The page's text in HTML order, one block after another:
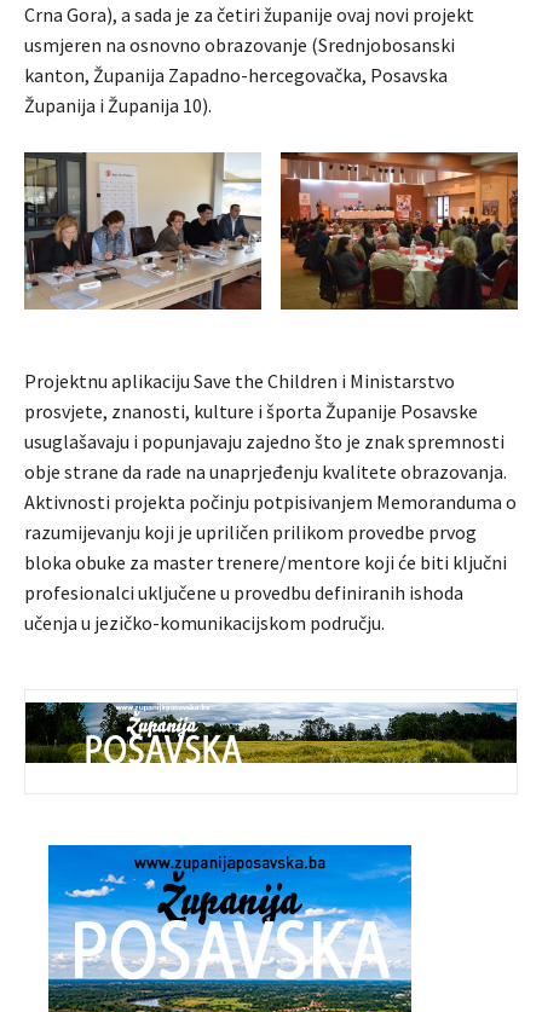
Crna Gora), a sada je za četiri županije ovaj novi projekt
usmjeren na osnovno obrazovanje (Srednjobosanski
kanton, Županija Zapadno-hercegovačka, Posavska
Županija i Županija 10).
Projektnu aplikaciju Save the Children i Ministarstvo
prosvjete, znanosti, kulture i športa Županije Posavske
usuglašavaju i popunjavaju zajedno što je znak spremnosti
obje strane da rade na unaprjeđenju kvalitete obrazovanja.
Aktivnosti projekta počinju potpisivanjem Memoranduma o
razumijevanju koji je upriličen prilikom provedbe prvog
bloka obuke za master trenere/mentore koji će biti ključni
profesionalci uključene u provedbu definiranih ishoda
učenja u jezičko-komunikacijskom području.